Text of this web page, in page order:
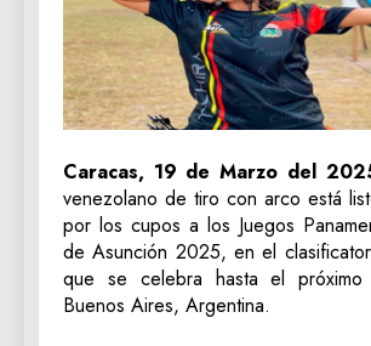
Caracas, 19 de Marzo del
venezolano de tiro con arco está
por los cupos a los Juegos
de Asunción 2025, en el
que se celebra hasta el próximo
Buenos Aires, Argentina.